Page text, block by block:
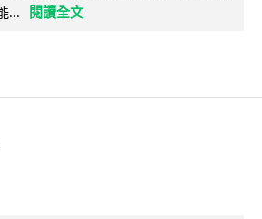
...
閱讀全文